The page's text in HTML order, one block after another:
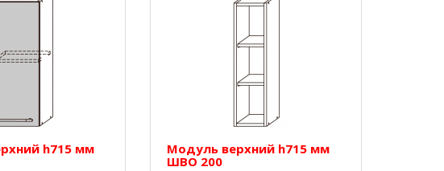
h715 мм
Модуль верхний h715 мм
ШВО 200